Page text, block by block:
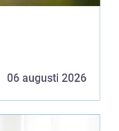
06 augusti 2026